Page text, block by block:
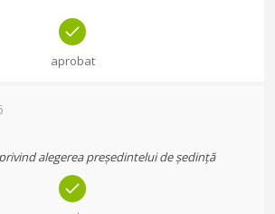
aprobat
alegerea președintelui de ședință